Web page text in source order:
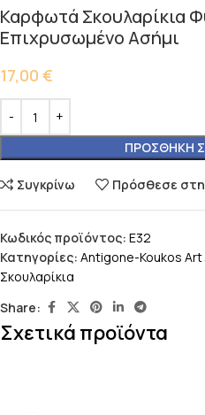
Καρφωτά Σκουλαρίκια
Επιχρυσωμένο Ασήμι
17,00 €
ΠΡΟΣΘΉΚΗ
Συγκρίνω Πρόσθεσε
Κωδικός προϊόντος: E32
Κατηγορίες: Antigone-Koukos Art
Σκουλαρίκια
Share:
Σχετικά προϊόντα